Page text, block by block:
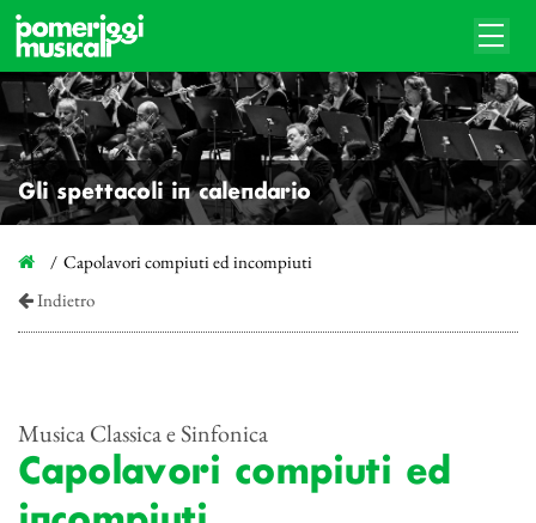
Gli spettacoli in calendario
Capolavori compiuti ed incompiuti
Indietro
Musica Classica e Sinfonica
Capolavori compiuti ed